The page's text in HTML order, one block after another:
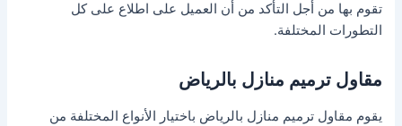
تقوم بها من أجل التأكد من أن العميل على اطلاع على كل
التطورات المختلفة.
مقاول ترميم منازل بالرياض
يقوم مقاول ترميم منازل بالرياض باختيار الأنواع المختلفة من